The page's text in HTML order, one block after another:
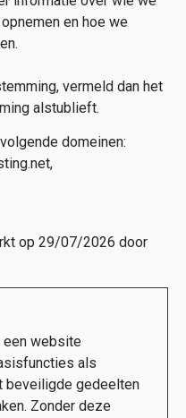
en hoe we
vermeld dan het
alstublieft.
domeinen:
op 29/07/2026 door
een website
als
beveiligde gedeelten
Zonder deze